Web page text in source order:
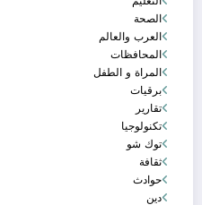
الصحة
العرب والعالم
المحافظات
المراة و الطفل
برقيات
تقارير
تكنولوجيا
توك شو
ثقافة
حوادث
دين